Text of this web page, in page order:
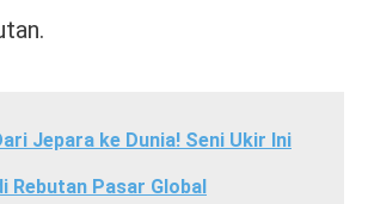
Jepara ke Dunia! Seni Ukir Ini
Rebutan Pasar Global